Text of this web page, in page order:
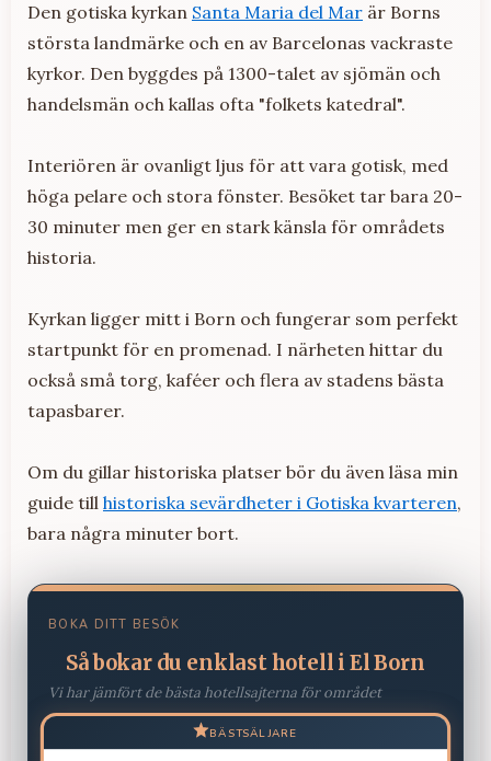
Den gotiska kyrkan Santa Maria del Mar är Borns
största landmärke och en av Barcelonas vackraste
kyrkor. Den byggdes på 1300-talet av sjömän och
handelsmän och kallas ofta "folkets katedral".
Interiören är ovanligt ljus för att vara gotisk, med
höga pelare och stora fönster. Besöket tar bara 20-
30 minuter men ger en stark känsla för områdets
historia.
Kyrkan ligger mitt i Born och fungerar som perfekt
startpunkt för en promenad. I närheten hittar du
också små torg, kaféer och flera av stadens bästa
tapasbarer.
Om du gillar historiska platser bör du även läsa min
guide till historiska sevärdheter i Gotiska kvarteren,
bara några minuter bort.
BOKA DITT BESÖK
Så bokar du enklast hotell i El Born
Vi har jämfört de bästa hotellsajterna för området
BÄSTSÄLJARE